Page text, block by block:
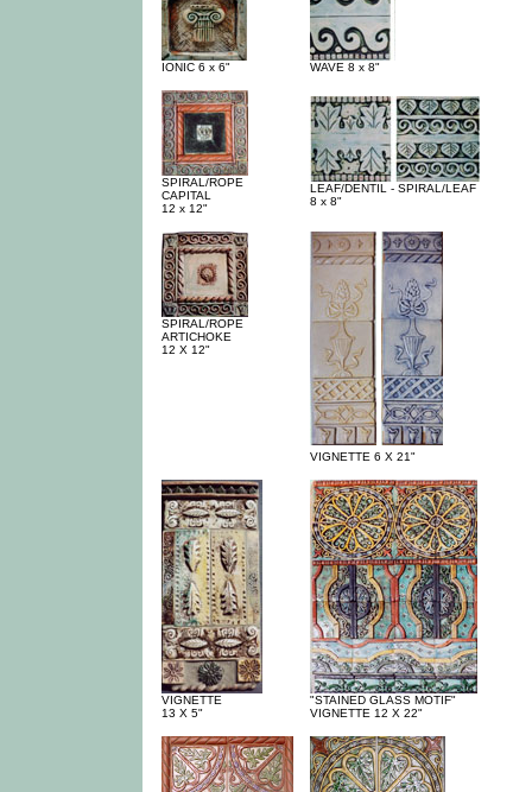
IONIC 6 x 6" WAVE 8 x 8"
SPIRAL/ROPE
CAPITAL
12 x 12"
LEAF/DENTIL - SPIRAL/LEAF
8 x 8"
SPIRAL/ROPE
ARTICHOKE
12 X 12"
VIGNETTE 6 X 21"
VIGNETTE
13 X 5"
"STAINED GLASS MOTIF"
VIGNETTE 12 X 22"